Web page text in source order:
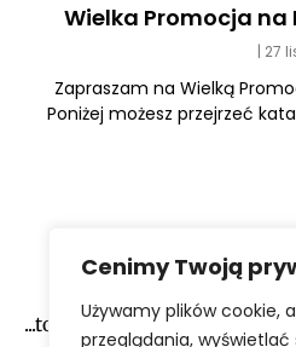
Cenimy Twoją
Używamy plików cookie,
przeglądania,
Wielka Promocja na
27
Zapraszam na Wielką
Poniżej możesz przejrzeć
...to narazie wszystko :-)